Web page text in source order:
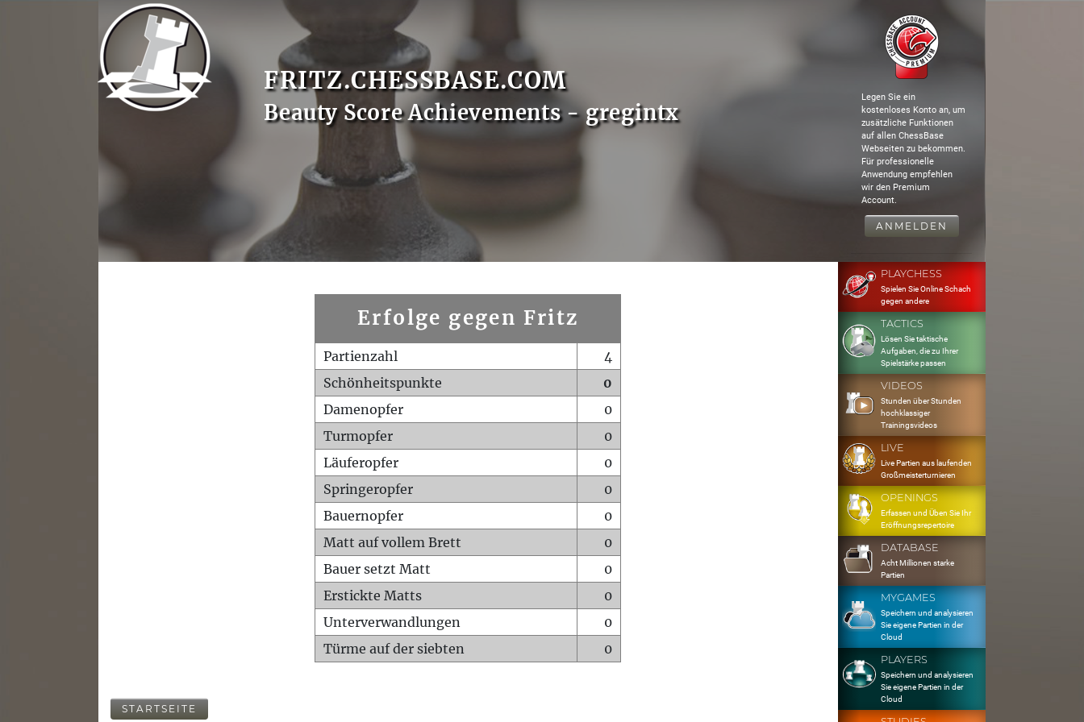
FRITZ.CHESSBASE.COM
Beauty Score Achievements - gregintx
Legen Sie ein
kostenloses Konto an, um
zusätzliche Funktionen
auf allen ChessBase
Webseiten zu bekommen.
Für professionelle
Anwendung empfehlen
wir den Premium
Account.
ANMELDEN
Erfolge gegen Fritz
Partienzahl
4
Schönheitspunkte
0
Damenopfer
0
Turmopfer
0
Läuferopfer
0
Springeropfer
0
Bauernopfer
0
Matt auf vollem Brett
0
Bauer setzt Matt
0
Erstickte Matts
0
Unterverwandlungen
0
Türme auf der siebten
0
STARTSEITE
PLAYCHESS
Spielen Sie Online Schach
gegen andere
TACTICS
Lösen Sie taktische
Aufgaben, die zu Ihrer
Spielstärke passen
VIDEOS
Stunden über Stunden
hochklassiger
Trainingsvideos
LIVE
Live Partien aus laufenden
Großmeisterturnieren
OPENINGS
Erfassen und Üben Sie Ihr
Eröffnungsrepertoire
DATABASE
Acht Millionen starke
Partien
MYGAMES
Speichern und analysieren
Sie eigene Partien in der
Cloud
PLAYERS
Speichern und analysieren
Sie eigene Partien in der
Cloud